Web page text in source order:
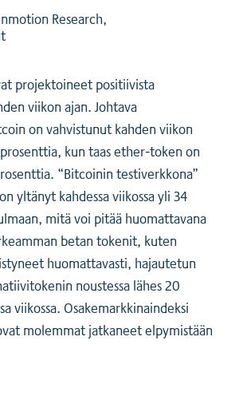
Research,
projektoineet positiivista
viikon ajan. Johtava
on vahvistunut kahden viikon
kun taas ether-token on
“Bitcoinin testiverkkona”
yltänyt kahdessa viikossa yli 34
mitä voi pitää huomattavana
betan tokenit, kuten
huomattavasti, hajautetun
noustessa lähes 20
viikossa. Osakemarkkinaindeksi
molemmat jatkaneet elpymistään